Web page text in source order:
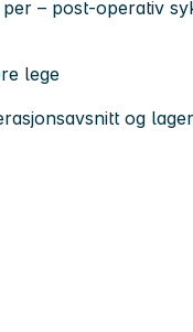
– post-operativ
lege
og lager